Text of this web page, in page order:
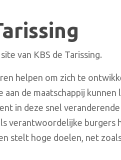
van KBS de Tarissing.
helpen om zich te
de maatschappij kunnen
in deze snel veranderende
verantwoordelijke burgers
stelt hoge doelen, net